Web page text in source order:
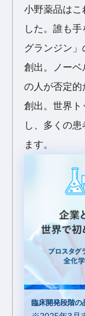
小野薬品はこ
した。誰も
グランジン
創出。ノーベ
の人が否定的
創出。世界ト
し、多くの
ます。
臨床開発段階の